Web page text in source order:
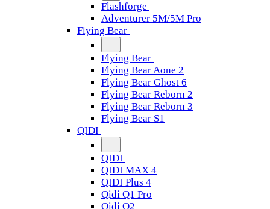
Flashforge
Adventurer 5M/5M Pro
Flying Bear
Flying Bear
Flying Bear Aone 2
Flying Bear Ghost 6
Flying Bear Reborn 2
Flying Bear Reborn 3
Flying Bear S1
QIDI
QIDI
QIDI MAX 4
QIDI Plus 4
Qidi Q1 Pro
Qidi Q2